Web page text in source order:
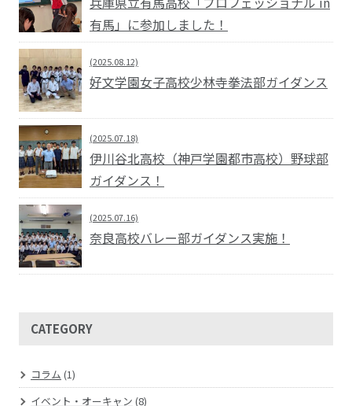
有馬」に参加しました！
(2025.08.12)
好文学園女子高校少林寺拳法部ガイダンス
(2025.07.18)
伊川谷北高校（神戸学園都市高校）野球部
ガイダンス！
(2025.07.16)
奈良高校バレー部ガイダンス実施！
CATEGORY
コラム (1)
イベント・オーキャン (8)